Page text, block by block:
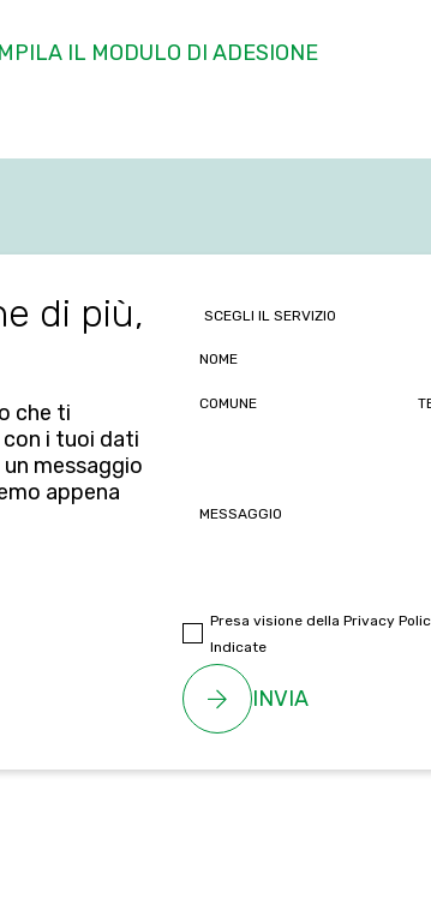
IL MODULO DI ADESIONE
di più,
che ti
i tuoi dati
messaggio
appena
Presa visione della Privacy
Indicate
INVIA